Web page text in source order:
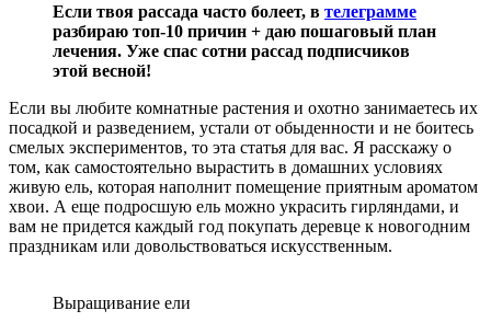
Если твоя рассада часто болеет, в телеграмме
разбираю топ-10 причин + даю пошаговый план
лечения. Уже спас сотни рассад подписчиков
этой весной!
Если вы любите комнатные растения и охотно занимаетесь их
посадкой и разведением, устали от обыденности и не боитесь
смелых экспериментов, то эта статья для вас. Я расскажу о
том, как самостоятельно вырастить в домашних условиях
живую ель, которая наполнит помещение приятным ароматом
хвои. А еще подросшую ель можно украсить гирляндами, и
вам не придется каждый год покупать деревце к новогодним
праздникам или довольствоваться искусственным.
Выращивание ели